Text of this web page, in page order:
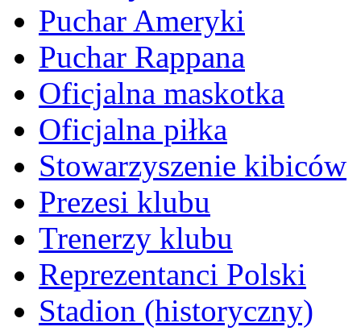
Puchar Ameryki
Puchar Rappana
Oficjalna maskotka
Oficjalna piłka
Stowarzyszenie kibiców
Prezesi klubu
Trenerzy klubu
Reprezentanci Polski
Stadion (historyczny)